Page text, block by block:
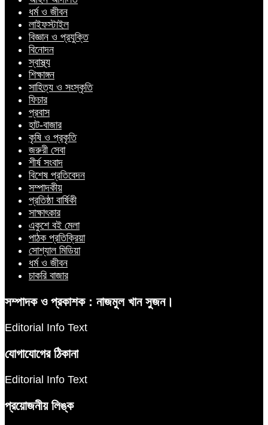
ধর্ম ও জীবন
লাইফস্টাইল
বিজ্ঞান ও প্রযুক্তি
বিনোদন
স্বাস্থ্য
শিক্ষাঙ্গন
সাহিত্য ও সংস্কৃতি
ফিচার
প্রবাস
হাট-বাজার
কৃষি ও প্রকৃতি
জরুরী সেবা
শীর্ষ সংবাদ
বিশেষ প্রতিবেদন
সম্পাদকীয়
প্রতিষ্ঠা বার্ষিকী
সাক্ষাৎকার
একুশে বই মেলা
পাঠক প্রতিক্রিয়া
সোশ্যাল মিডিয়া
ধর্ম ও জীবন
চাকরি বাজার
সম্পাদক ও প্রকাশক : নাজমুল খান সুজন।
Editorial Info Text
যোগাযোগের ঠিকানা
Editorial Info Text
প্রয়োজনীয় লিঙ্ক